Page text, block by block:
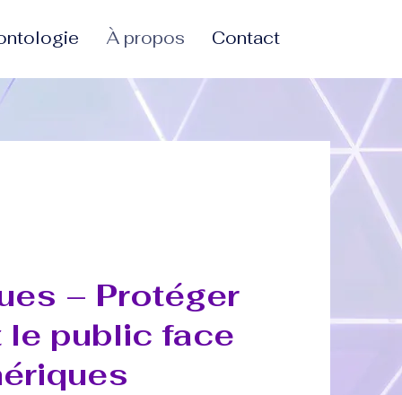
À propos Contact
– Protéger
public face